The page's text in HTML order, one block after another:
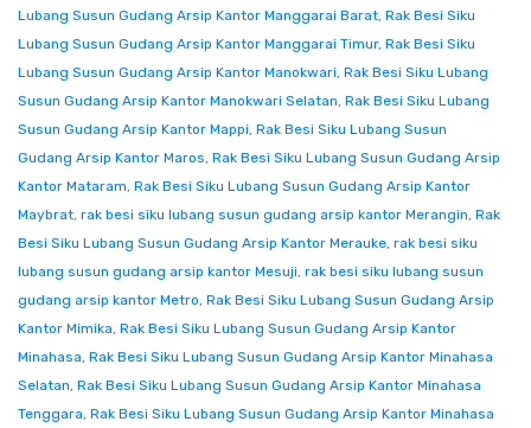
Lubang Susun Gudang Arsip Kantor Manggarai Barat, Rak Besi Siku
Lubang Susun Gudang Arsip Kantor Manggarai Timur, Rak Besi Siku
Lubang Susun Gudang Arsip Kantor Manokwari, Rak Besi Siku Lubang
Susun Gudang Arsip Kantor Manokwari Selatan, Rak Besi Siku Lubang
Susun Gudang Arsip Kantor Mappi, Rak Besi Siku Lubang Susun
Gudang Arsip Kantor Maros, Rak Besi Siku Lubang Susun Gudang Arsip
Kantor Mataram, Rak Besi Siku Lubang Susun Gudang Arsip Kantor
Maybrat, rak besi siku lubang susun gudang arsip kantor Merangin, Rak
Besi Siku Lubang Susun Gudang Arsip Kantor Merauke, rak besi siku
lubang susun gudang arsip kantor Mesuji, rak besi siku lubang susun
gudang arsip kantor Metro, Rak Besi Siku Lubang Susun Gudang Arsip
Kantor Mimika, Rak Besi Siku Lubang Susun Gudang Arsip Kantor
Minahasa, Rak Besi Siku Lubang Susun Gudang Arsip Kantor Minahasa
Selatan, Rak Besi Siku Lubang Susun Gudang Arsip Kantor Minahasa
Tenggara, Rak Besi Siku Lubang Susun Gudang Arsip Kantor Minahasa